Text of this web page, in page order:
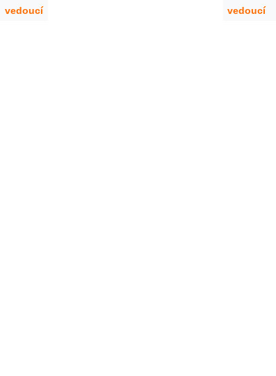
vedoucí
vedoucí